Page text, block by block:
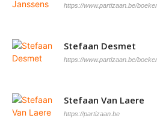
https://www.partizaan.be/
Stefaan Desmet
https://www.partizaan.be/
Stefaan Van Laere
https://partizaan.be